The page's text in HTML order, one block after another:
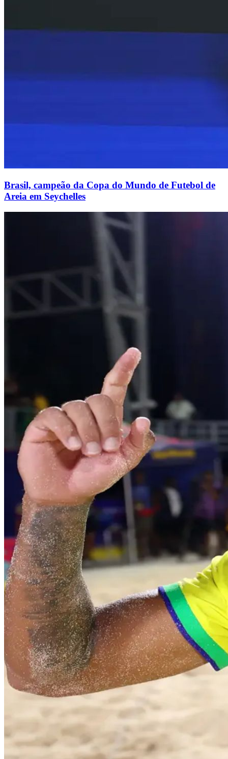
Brasil, campeão da Copa do Mundo de Futebol de
Areia em Seychelles